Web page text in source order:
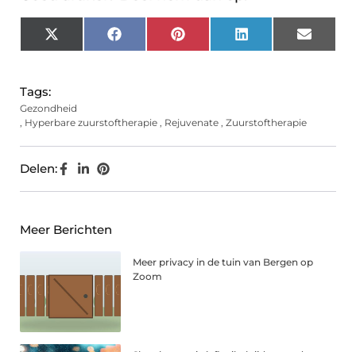
X
(Twitter)
FacebookPinterest LinkedIn Email
Tags:
Gezondheid
, Hyperbare zuurstoftherapie , Rejuvenate , Zuurstoftherapie
Delen:
Meer Berichten
Meer privacy in de tuin van Bergen op
Zoom